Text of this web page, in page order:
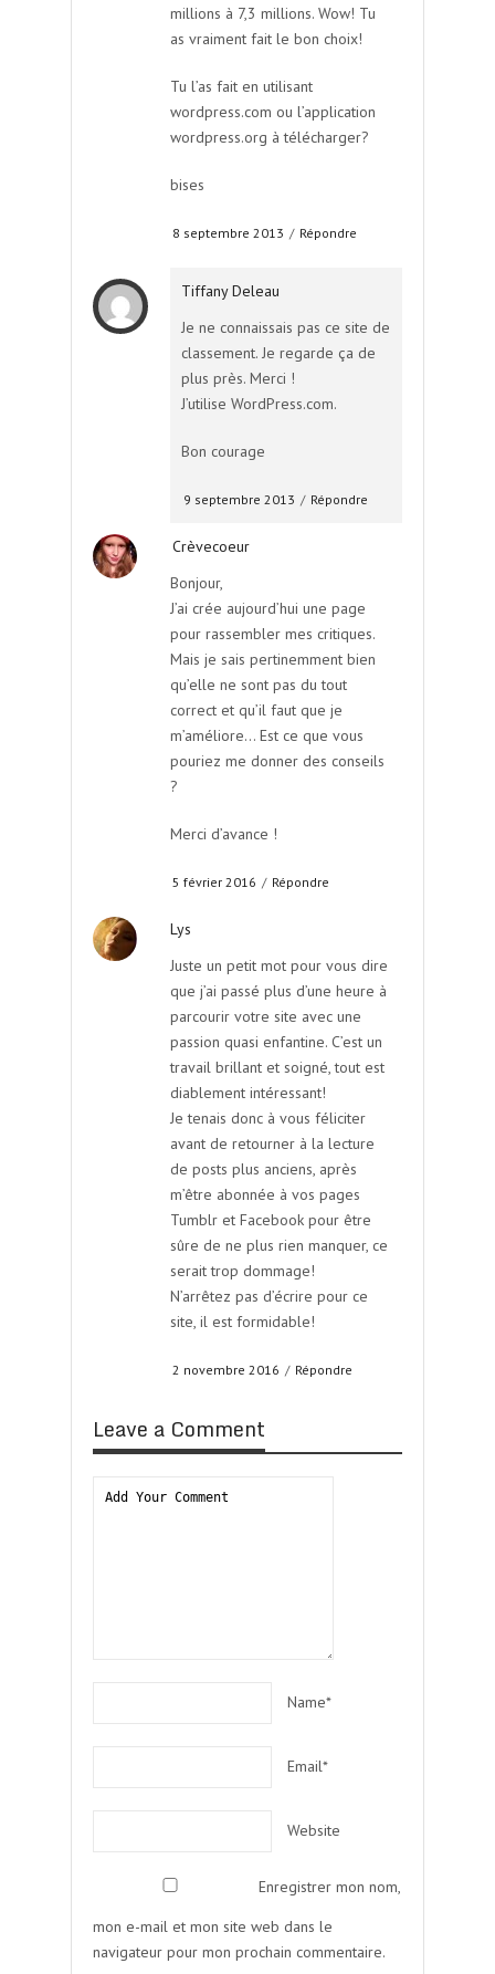
millions à 7,3 millions. Wow! Tu
as vraiment fait le bon choix!
Tu l’as fait en utilisant
wordpress.com ou l’application
wordpress.org à télécharger?
bises
8 septembre 2013 / Répondre
Tiffany Deleau
Je ne connaissais pas ce site de
classement. Je regarde ça de
plus près. Merci !
J’utilise WordPress.com.
Bon courage
9 septembre 2013 / Répondre
Crèvecoeur
Bonjour,
J’ai crée aujourd’hui une page
pour rassembler mes critiques.
Mais je sais pertinemment bien
qu’elle ne sont pas du tout
correct et qu’il faut que je
m’améliore… Est ce que vous
pouriez me donner des conseils
?
Merci d’avance !
5 février 2016 / Répondre
Lys
Juste un petit mot pour vous dire
que j’ai passé plus d’une heure à
parcourir votre site avec une
passion quasi enfantine. C’est un
travail brillant et soigné, tout est
diablement intéressant!
Je tenais donc à vous féliciter
avant de retourner à la lecture
de posts plus anciens, après
m’être abonnée à vos pages
Tumblr et Facebook pour être
sûre de ne plus rien manquer, ce
serait trop dommage!
N’arrêtez pas d’écrire pour ce
site, il est formidable!
2 novembre 2016 / Répondre
Leave a Comment
Name*
Email*
Website
Enregistrer mon nom,
mon e-mail et mon site web dans le
navigateur pour mon prochain commentaire.